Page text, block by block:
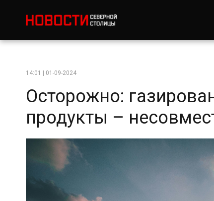
14:01 | 01-09-2024
Осторожно:
продукты –